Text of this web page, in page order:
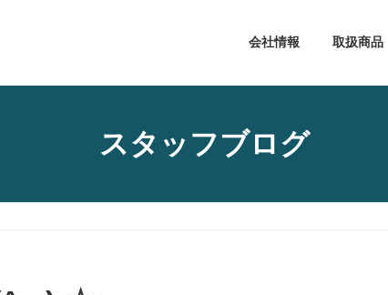
会社情報 取扱商品
スタッフブログ